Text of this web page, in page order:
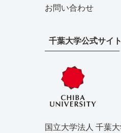
お問い合わせ
千葉大学公式サイ
国立大学法人 千葉